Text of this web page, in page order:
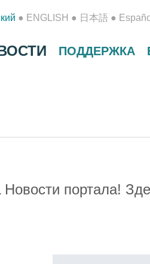
● ENGLISH ● 日本語 ●
ПОДДЕРЖКА
портала!